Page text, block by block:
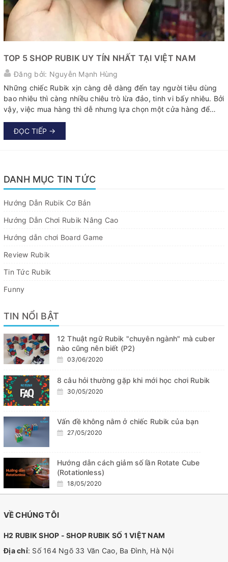
TOP 5 SHOP RUBIK UY TÍN NHẤT TẠI VIỆT NAM
Đăng bởi: Nguyễn Mạnh Hùng
Những chiếc Rubik xịn càng dễ dàng đến tay người tiêu dùng
bao nhiêu thì càng nhiều chiêu trò lừa đảo, tinh vi bấy nhiêu. Bởi
vậy, việc mua hàng thì dễ nhưng lựa chọn một cửa hàng để
H2 Rubik điểm mặt qua những shop Rubik uy tín nhất hiện nay
nhé.
ĐỌC TIẾP →
DANH MỤC TIN TỨC
Hướng Dẫn Rubik Cơ Bản
Hướng Dẫn Chơi Rubik Nâng Cao
Hướng dẫn chơi Board Game
Review Rubik
Tin Tức Rubik
Funny
TIN NỔI BẬT
12 Thuật ngữ Rubik "chuyên ngành" mà cuber
nào cũng nên biết (P2)
03/06/2020
8 câu hỏi thường gặp khi mới học chơi Rubik
30/05/2020
Vấn đề không nằm ở chiếc Rubik của bạn
27/05/2020
Hướng dẫn cách giảm số lần Rotate Cube
(Rotationless)
18/05/2020
VỀ CHÚNG TÔI
H2 RUBIK SHOP - SHOP RUBIK SỐ 1 VIỆT NAM
Địa chỉ: Số 164 Ngõ 33 Văn Cao, Ba Đình, Hà Nội